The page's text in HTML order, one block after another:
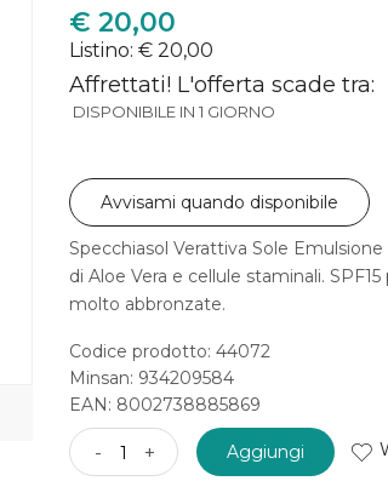
€20,00
Listino: € 20,00
Affrettati! L'offerta scade tra:
DISPONIBILE IN 1 GIORNO
Avvisami quando disponibile
Specchiasol Verattiva Sole
di Aloe Vera e cellule staminali.
molto abbronzate.
Codice prodotto: 44072
Minsan: 934209584
EAN: 8002738885869
- + Aggiungi